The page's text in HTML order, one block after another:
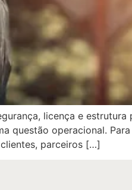
licença e
questão operacional.
parceiros […]